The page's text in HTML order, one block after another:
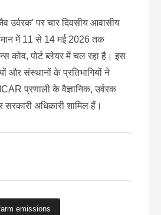
उर्वरक' पर चार दिवसीय आवासीय
में 11 से 14 मई 2026 तक
कोव, पोर्ट ब्लेयर में चल रहा है। इस
और संस्थानों के प्रतिभागियों ने
प्रणाली के वैज्ञानिक, उर्वरक
सरकारी अधिकारी शामिल हैं।
emissions